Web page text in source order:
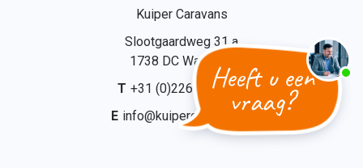
Heeft u een
vraag?
Kuiper Caravans
Slootgaardweg 31 a
1738 DC Waarland
T +31 (0)226 74 52 62
E info@kuipercaravans.nl